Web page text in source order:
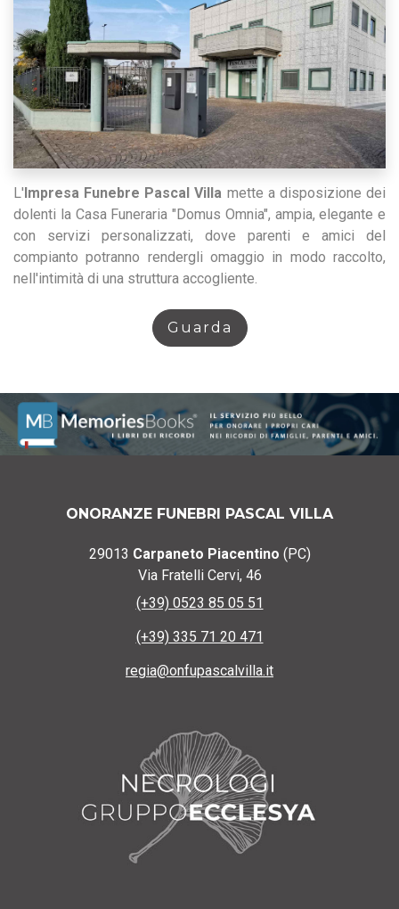
L'Impresa Funebre Pascal Villa mette a disposizione dei
dolenti la Casa Funeraria "Domus Omnia", ampia, elegante e
con servizi personalizzati, dove parenti e amici del
compianto potranno rendergli omaggio in modo raccolto,
nell'intimità di una struttura accogliente.
Guarda
ONORANZE FUNEBRI PASCAL VILLA
29013 Carpaneto Piacentino (PC)
Via Fratelli Cervi, 46
(+39) 0523 85 05 51
(+39) 335 71 20 471
regia@onfupascalvilla.it